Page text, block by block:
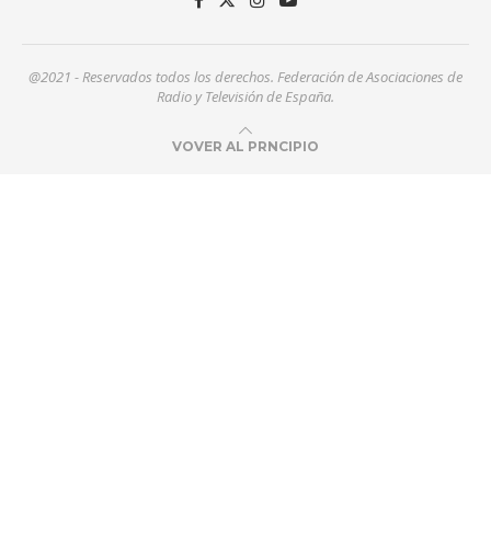
@2021 - Reservados todos los derechos. Federación de Asociaciones de
Radio y Televisión de España.
VOVER AL PRNCIPIO